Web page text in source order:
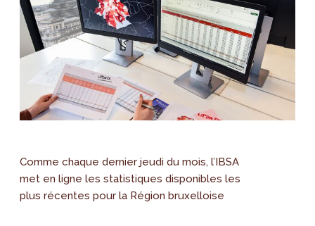
Comme chaque dernier jeudi du mois, l’IBSA
met en ligne les statistiques disponibles les
plus récentes pour la Région bruxelloise